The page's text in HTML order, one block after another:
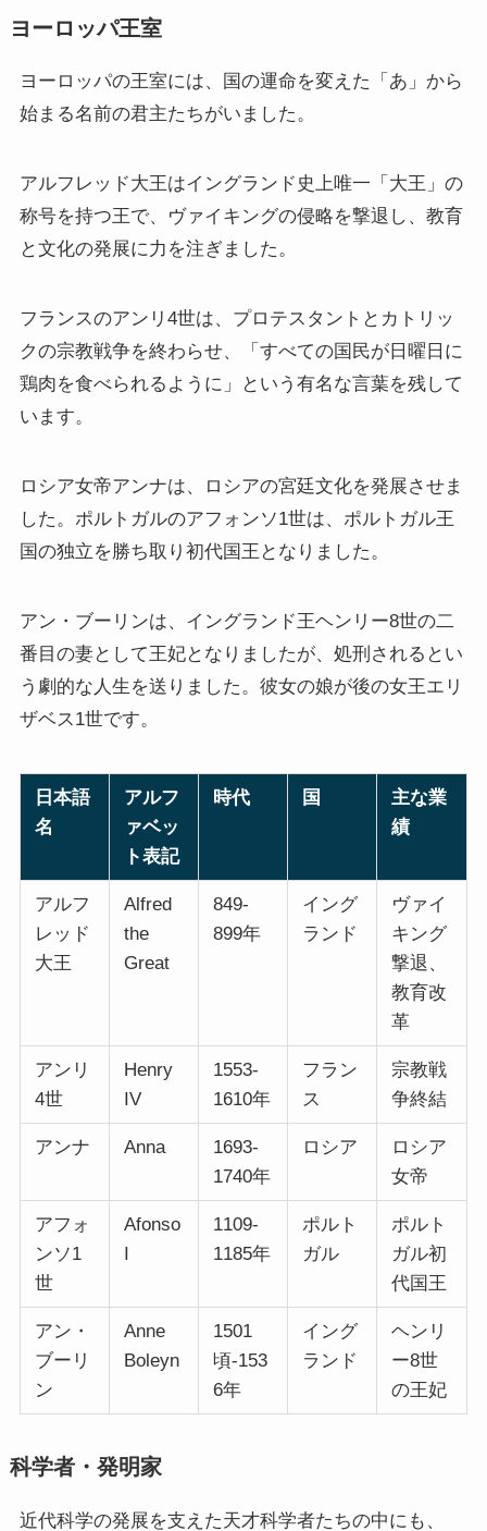
ヨーロッパ王室
ヨーロッパの王室には、国の運命を変えた「あ」から
始まる名前の君主たちがいました。
アルフレッド大王はイングランド史上唯一「大王」の
称号を持つ王で、ヴァイキングの侵略を撃退し、教育
と文化の発展に力を注ぎました。
フランスのアンリ4世は、プロテスタントとカトリッ
クの宗教戦争を終わらせ、「すべての国民が日曜日に
鶏肉を食べられるように」という有名な言葉を残して
います。
ロシア女帝アンナは、ロシアの宮廷文化を発展させま
した。ポルトガルのアフォンソ1世は、ポルトガル王
国の独立を勝ち取り初代国王となりました。
アン・ブーリンは、イングランド王ヘンリー8世の二
番目の妻として王妃となりましたが、処刑されるとい
う劇的な人生を送りました。彼女の娘が後の女王エリ
ザベス1世です。
日本語
名
アルフ
ァベッ
ト表記
時代 国
主な業
績
アルフ
レッド
大王
Alfred
the
Great
849-
899年
イング
ランド
ヴァイ
キング
撃退、
教育改
革
アンリ
4世
Henry
IV
1553-
1610年
フラン
ス
宗教戦
争終結
アンナ Anna
1693-
1740年
ロシア
ロシア
女帝
アフォ
ンソ1
世
Afonso
1109-
1185年
ポルト
ガル
ポルト
ガル初
代国王
アン・
ブーリ
ン
Anne
Boleyn
1501
頃-153
6年
イング
ランド
ヘンリ
ー8世
の王妃
科学者・発明家
近代科学の発展を支えた天才科学者たちの中にも、